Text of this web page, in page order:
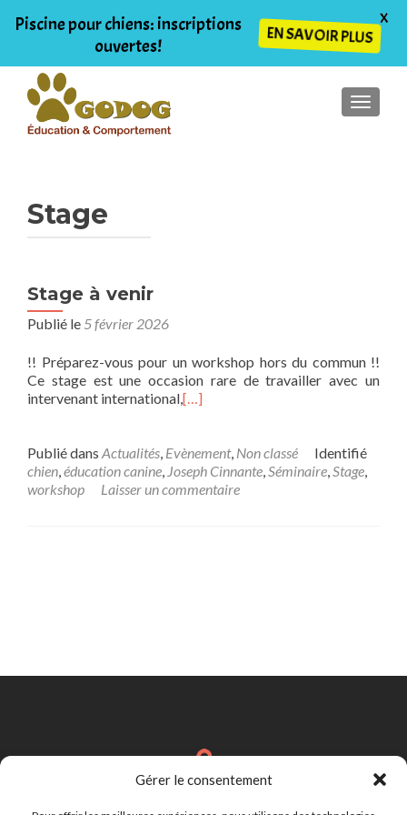
Gérer le consentement
Stage
Stage à venir
Publié le 5 février 2026
!! Préparez-vous pour un workshop hors du commun !!
Ce stage est une occasion rare de travailler avec un
intervenant international,[…]
Publié dans Actualités, Evènement, Non classé
Identifié
chien,éducation canine, Joseph Cinnante,Séminaire,Stage,
workshop
Laisser un commentaire
Brignais
Piscine pour chiens: inscriptions
ouvertes!
EN SAVOIR PLUS
X